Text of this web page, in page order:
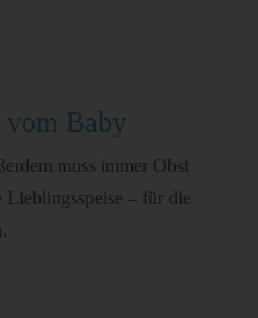
vom Baby
muss immer Obst
Lieblingsspeise – für die